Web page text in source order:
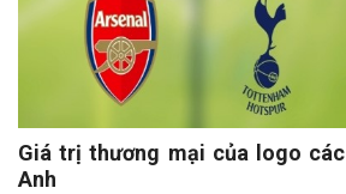
Giá trị thương mại của logo
Anh